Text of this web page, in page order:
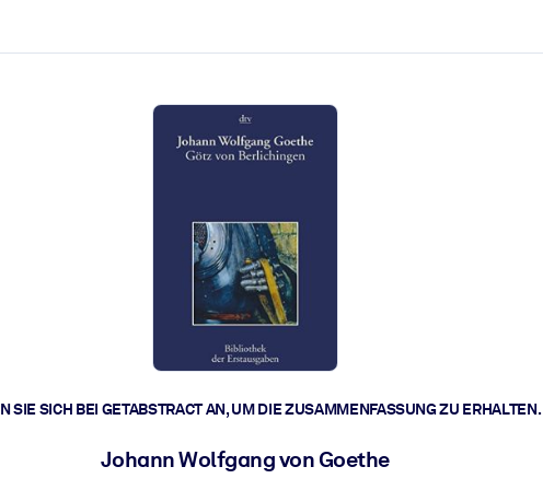
lösen und schneller zu handeln.
SIE SICH BEI GETABSTRACT AN, UM DIE ZUSAMMENFASSUNG ZU ERHALTEN.
Johann Wolfgang von Goethe